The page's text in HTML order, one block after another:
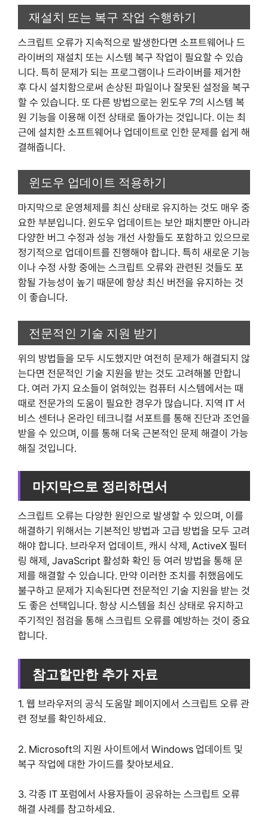
재설치 또는 복구 작업 수행하기
스크립트 오류가 지속적으로 발생한다면 소프트웨어나 드
라이버의 재설치 또는 시스템 복구 작업이 필요할 수 있습
니다. 특히 문제가 되는 프로그램이나 드라이버를 제거한
후 다시 설치함으로써 손상된 파일이나 잘못된 설정을 복구
할 수 있습니다. 또 다른 방법으로는 윈도우 7의 시스템 복
원 기능을 이용해 이전 상태로 돌아가는 것입니다. 이는 최
근에 설치한 소프트웨어나 업데이트로 인한 문제를 쉽게 해
결해줍니다.
윈도우 업데이트 적용하기
마지막으로 운영체제를 최신 상태로 유지하는 것도 매우 중
요한 부분입니다. 윈도우 업데이트는 보안 패치뿐만 아니라
다양한 버그 수정과 성능 개선 사항들도 포함하고 있으므로
정기적으로 업데이트를 진행해야 합니다. 특히 새로운 기능
이나 수정 사항 중에는 스크립트 오류와 관련된 것들도 포
함될 가능성이 높기 때문에 항상 최신 버전을 유지하는 것
이 좋습니다.
전문적인 기술 지원 받기
위의 방법들을 모두 시도했지만 여전히 문제가 해결되지 않
는다면 전문적인 기술 지원을 받는 것도 고려해볼 만합니
다. 여러 가지 요소들이 얽혀있는 컴퓨터 시스템에서는 때
때로 전문가의 도움이 필요한 경우가 많습니다. 지역 IT 서
비스 센터나 온라인 테크니컬 서포트를 통해 진단과 조언을
받을 수 있으며, 이를 통해 더욱 근본적인 문제 해결이 가능
해질 것입니다.
마지막으로 정리하면서
스크립트 오류는 다양한 원인으로 발생할 수 있으며, 이를
해결하기 위해서는 기본적인 방법과 고급 방법을 모두 고려
해야 합니다. 브라우저 업데이트, 캐시 삭제, ActiveX 필터
링 해제, JavaScript 활성화 확인 등 여러 방법을 통해 문
제를 해결할 수 있습니다. 만약 이러한 조치를 취했음에도
불구하고 문제가 지속된다면 전문적인 기술 지원을 받는 것
도 좋은 선택입니다. 항상 시스템을 최신 상태로 유지하고
주기적인 점검을 통해 스크립트 오류를 예방하는 것이 중요
합니다.
참고할만한 추가 자료
1. 웹 브라우저의 공식 도움말 페이지에서 스크립트 오류 관
련 정보를 확인하세요.
2. Microsoft의 지원 사이트에서 Windows 업데이트 및
복구 작업에 대한 가이드를 찾아보세요.
3. 각종 IT 포럼에서 사용자들이 공유하는 스크립트 오류
해결 사례를 참고하세요.